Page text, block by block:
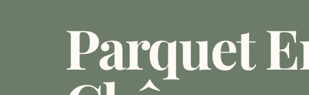
Parquet